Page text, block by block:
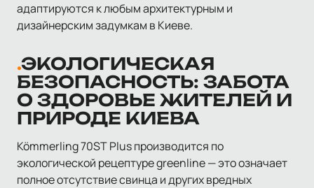
адаптируются к любым архитектурным и
дизайнерским задумкам в Киеве.
ЭКОЛОГИЧЕСКАЯ
БЕЗОПАСНОСТЬ: ЗАБОТА
О ЗДОРОВЬЕ ЖИТЕЛЕЙ И
ПРИРОДЕ КИЕВА
Kömmerling 70ST Plus производится по
экологической рецептуре greenline — это означает
полное отсутствие свинца и других вредных